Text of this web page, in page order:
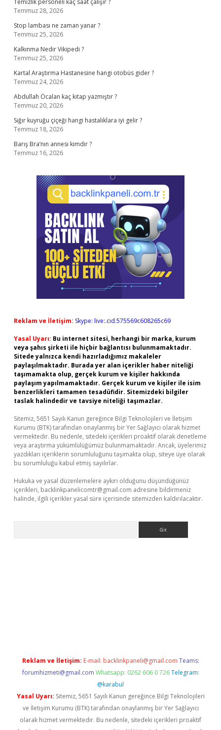
Temizlik personeli kaç saat çalışır ?
Temmuz 28, 2026
Stop lambası ne zaman yanar ?
Temmuz 25, 2026
Kalkınma Nedir Vikipedi ?
Temmuz 25, 2026
Kartal Araştırma Hastanesine hangi otobüs gider ?
Temmuz 24, 2026
Abdullah Öcalan kaç kitap yazmıştır ?
Temmuz 20, 2026
Sığır kuyruğu çiçeği hangi hastalıklara iyi gelir ?
Temmuz 18, 2026
Barış Bra’nın annesi kimdir ?
Temmuz 16, 2026
Reklam ve İletişim: Skype: live:.cid.575569c608265c69
Yasal Uyarı: Bu internet sitesi, herhangi bir marka, kurum
veya şahıs şirketi ile hiçbir bağlantısı bulunmamaktadır.
Sitede yalnızca kendi hazırladığımız makaleler
paylaşılmaktadır. Burada yer alan içerikler haber niteliği
taşımamakta olup, gerçek kurum ve kişiler hakkında
paylaşım yapılmamaktadır. Gerçek kurum ve kişiler ile isim
benzerlikleri tamamen tesadüfidir. Sitemizdeki bilgiler
taslak halindedir ve tavsiye niteliği taşımazlar.
Sitemiz, 5651 Sayılı Kanun gereğince Bilgi Teknolojileri ve İletişim
Kurumu (BTK) tarafından onaylanmış bir Yer Sağlayıcı olarak hizmet
vermektedir. Bu nedenle, sitedeki içerikleri proaktif olarak denetleme
veya araştırma yükümlülüğümüz bulunmamaktadır. Ancak, üyelerimiz
yazdıkları içeriklerin sorumluluğunu taşımakta olup, siteye üye olarak
bu sorumluluğu kabul etmiş sayılırlar.
Hukuka ve yasal düzenlemelere aykırı olduğunu düşündüğünüz
içerikleri, backlinkpanelicomtr@gmail.com adresine bildirmeniz
halinde, ilgili içerikler yasal süre içerisinde sitemizden kaldırılacaktır.
Reklam ve İletişim: E-mail: backlinkpaneli@gmail.com Teams:
forumhizmeti@gmail.com Whatsapp: 0262 606 0 726 Telegram:
@karabul
Yasal Uyarı: Sitemiz, 5651 Sayılı Kanun gereğince Bilgi Teknolojileri
ve İletişim Kurumu (BTK) tarafından onaylanmış bir Yer Sağlayıcı
olarak hizmet vermektedir. Bu nedenle, sitedeki içerikleri proaktif